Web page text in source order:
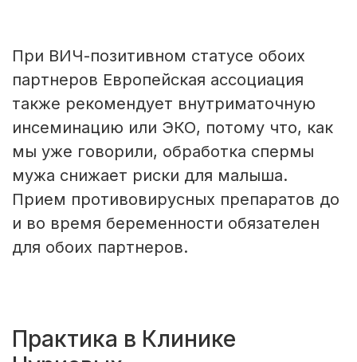
При ВИЧ-позитивном статусе обоих
партнеров Европейская ассоциация
также рекомендует внутриматочную
инсеминацию или ЭКО, потому что, как
мы уже говорили, обработка спермы
мужа снижает риски для малыша.
Прием противовирусных препаратов до
и во время беременности обязателен
для обоих партнеров.
Практика в Клинике